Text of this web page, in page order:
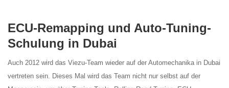
ECU-Remapping und Auto-Tuning-
Schulung in Dubai
Auch 2012 wird das Viezu-Team wieder auf der Automechanika in Dubai
vertreten sein. Dieses Mal wird das Team nicht nur selbst auf der